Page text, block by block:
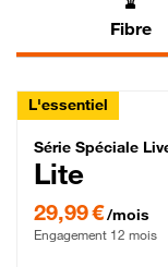
Fibre
L'essentiel
Série
Série Spéciale
Lite
29,99 €/mois
Engagement 12 mois